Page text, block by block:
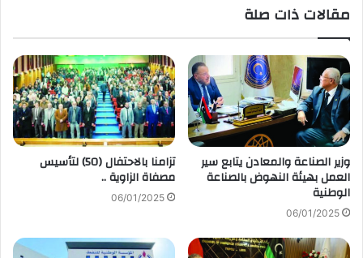
مقالات ذات صلة
وزير الصناعة والمعادن يتابع سير
العمل بهيئة النهوض بالصناعة
الوطنية
06/01/2025
تزامنا بالاحتفال (50) لتأسيس
مصفاة الزاوية ..
06/01/2025